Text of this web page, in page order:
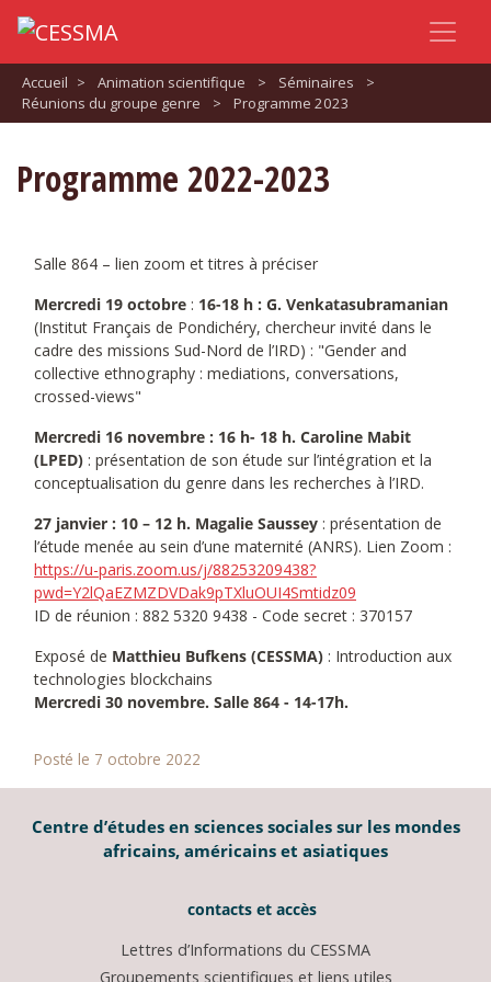
Accueil > Animation scientifique > Séminaires
>
Réunions du groupe genre
> Programme 2023
Programme 2022-2023
Salle 864 – lien zoom et titres à préciser
Mercredi 19 octobre : 16-18 h : G. Venkatasubramanian
(Institut Français de Pondichéry, chercheur invité dans le
cadre des missions Sud-Nord de l’IRD) : "Gender and
collective ethnography : mediations, conversations,
crossed-views"
Mercredi 16 novembre : 16 h- 18 h. Caroline Mabit
(LPED) : présentation de son étude sur l’intégration et la
conceptualisation du genre dans les recherches à l’IRD.
27 janvier : 10 – 12 h. Magalie Saussey : présentation de
l’étude menée au sein d’une maternité (ANRS). Lien Zoom :
https://u-paris.zoom.us/j/88253209438?
pwd=Y2lQaEZMZDVDak9pTXluOUI4Smtidz09
ID de réunion : 882 5320 9438 - Code secret : 370157
Exposé de Matthieu Bufkens (CESSMA) : Introduction aux
technologies blockchains
Mercredi 30 novembre. Salle 864 - 14-17h.
Posté le 7 octobre 2022
Centre d’études en sciences sociales sur les mondes
africains, américains et asiatiques
contacts et accès
Lettres d’Informations du CESSMA
Groupements scientifiques et liens utiles